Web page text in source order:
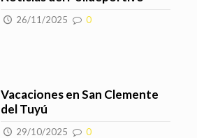
26/11/2025 0
Vacaciones en San Clemente
del Tuyú
29/10/2025 0